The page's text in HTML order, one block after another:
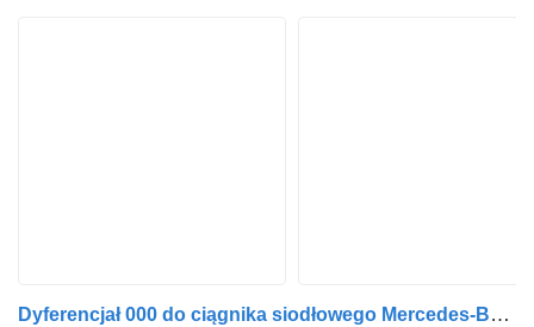
Dyferencjał 000 do ciągnika siodłowego Mercedes-Benz Actros MP4 Arocs Antos